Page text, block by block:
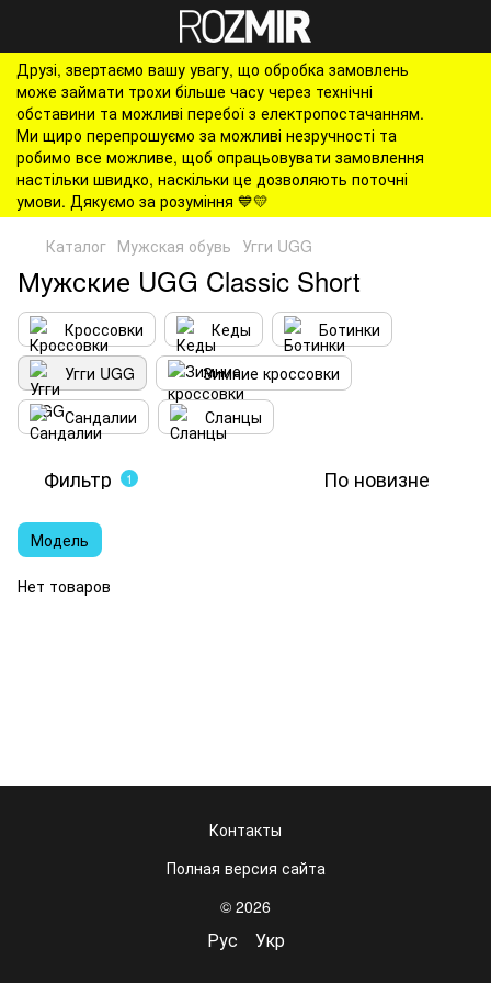
Друзі, звертаємо вашу увагу, що обробка замовлень
може займати трохи більше часу через технічні
обставини та можливі перебої з електропостачанням.
Ми щиро перепрошуємо за можливі незручності та
робимо все можливе, щоб опрацьовувати замовлення
настільки швидко, наскільки це дозволяють поточні
умови. Дякуємо за розуміння 💙💛
Каталог Мужская обувь Угги UGG
Мужские UGG Classic Short
Кроссовки Кеды
Ботинки
Угги UGG
Зимние кроссовки
Сандалии
Сланцы
Фильтр 1 По новизне
Модель
Нет товаров
Контакты
Полная версия сайта
© 2026
Рус Укр